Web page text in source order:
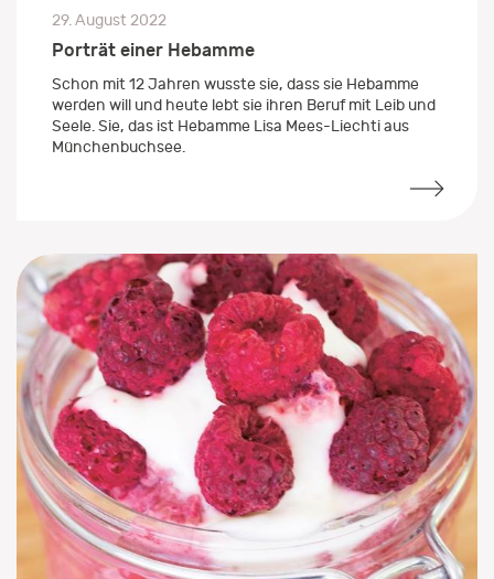
29. August 2022
Porträt einer Hebamme
Schon mit 12 Jahren wusste sie, dass sie Hebamme
werden will und heute lebt sie ihren Beruf mit Leib und
Seele. Sie, das ist Hebamme Lisa Mees-Liechti aus